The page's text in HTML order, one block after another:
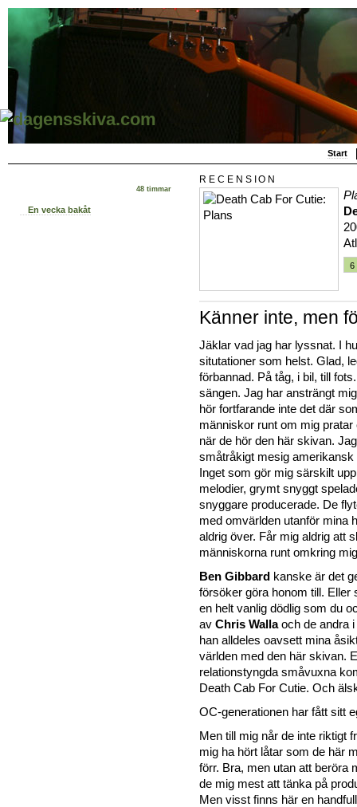
Start
48 timmar
En vecka bakåt
RECENSION
6
Känner inte, men
Jäklar vad jag har lyssnat. I
situtationer som helst. Glad,
förbannad. På tåg, i bil, till
sängen. Jag har ansträngt
hör fortfarande inte det där
människor runt om mig
när de hör den här skivan.
småtråkigt mesig amerikansk
Inget som gör mig särskilt
melodier, grymt snyggt
snyggare producerade. De
med omvärlden utanför mina
aldrig över. Får mig aldrig att
människorna runt omkring
Ben Gibbard kanske är det
försöker göra honom till. Eller
en helt vanlig dödlig som du
av Chris Wallaoch de andra
han alldeles oavsett mina
världen med den här skivan.
relationstyngda småvuxna
Death Cab For Cutie. Och
OC-generationen har fått sitt
Men till mig når de inte riktigt
mig ha hört låtar som de här
förr. Bra, men utan att beröra
de mig mest att tänka på
Men visst finns här en